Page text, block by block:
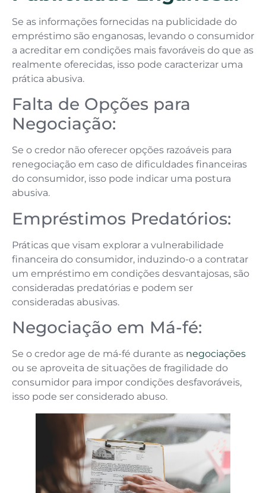
Se as informações fornecidas na publicidade do
empréstimo são enganosas, levando o consumidor
a acreditar em condições mais favoráveis do que as
realmente oferecidas, isso pode caracterizar uma
prática abusiva.
Falta de Opções para
Negociação:
Se o credor não oferecer opções razoáveis para
renegociação em caso de dificuldades financeiras
do consumidor, isso pode indicar uma postura
abusiva.
Empréstimos Predatórios:
Práticas que visam explorar a vulnerabilidade
financeira do consumidor, induzindo-o a contratar
um empréstimo em condições desvantajosas, são
consideradas predatórias e podem ser
consideradas abusivas.
Negociação em Má-fé:
Se o credor age de má-fé durante as negociações
ou se aproveita de situações de fragilidade do
consumidor para impor condições desfavoráveis,
isso pode ser considerado abuso.